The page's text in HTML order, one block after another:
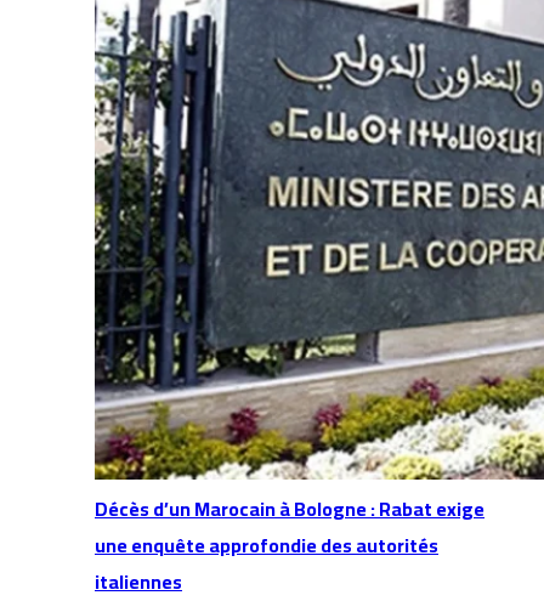
Décès d’un Marocain à Bologne : Rabat exige
une enquête approfondie des autorités
italiennes